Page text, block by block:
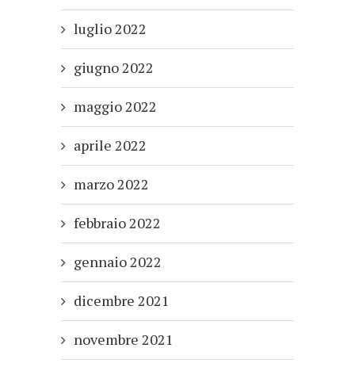
luglio 2022
giugno 2022
maggio 2022
aprile 2022
marzo 2022
febbraio 2022
gennaio 2022
dicembre 2021
novembre 2021